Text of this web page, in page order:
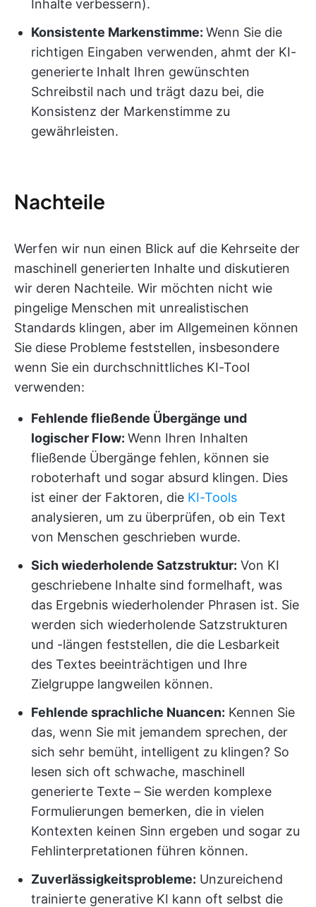
Inhalte verbessern).
Konsistente Markenstimme: Wenn Sie die
richtigen Eingaben verwenden, ahmt der KI-
generierte Inhalt Ihren gewünschten
Schreibstil nach und trägt dazu bei, die
Konsistenz der Markenstimme zu
gewährleisten.
Nachteile
Werfen wir nun einen Blick auf die Kehrseite der
maschinell generierten Inhalte und diskutieren
wir deren Nachteile. Wir möchten nicht wie
pingelige Menschen mit unrealistischen
Standards klingen, aber im Allgemeinen können
Sie diese Probleme feststellen, insbesondere
wenn Sie ein durchschnittliches KI-Tool
verwenden:
Fehlende fließende Übergänge und
logischer Flow: Wenn Ihren Inhalten
fließende Übergänge fehlen, können sie
roboterhaft und sogar absurd klingen. Dies
ist einer der Faktoren, die KI-Tools
analysieren, um zu überprüfen, ob ein Text
von Menschen geschrieben wurde.
Sich wiederholende Satzstruktur: Von KI
geschriebene Inhalte sind formelhaft, was
das Ergebnis wiederholender Phrasen ist. Sie
werden sich wiederholende Satzstrukturen
und -längen feststellen, die die Lesbarkeit
des Textes beeinträchtigen und Ihre
Zielgruppe langweilen können.
Fehlende sprachliche Nuancen: Kennen Sie
das, wenn Sie mit jemandem sprechen, der
sich sehr bemüht, intelligent zu klingen? So
lesen sich oft schwache, maschinell
generierte Texte – Sie werden komplexe
Formulierungen bemerken, die in vielen
Kontexten keinen Sinn ergeben und sogar zu
Fehlinterpretationen führen können.
Zuverlässigkeitsprobleme: Unzureichend
trainierte generative KI kann oft selbst die